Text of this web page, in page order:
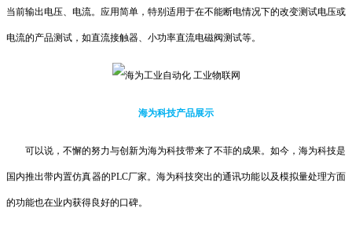
当前输出电压、电流。应用简单，特别适用于在不能断电情况下的改变测试电压或
电流的产品测试，如直流接触器、小功率直流电磁阀测试等。
海为科技产品展示
可以说，不懈的努力与创新为海为科技带来了不菲的成果。如今，海为科技是
国内推出带内置仿真器的PLC厂家。海为科技突出的通讯功能以及模拟量处理方面
的功能也在业内获得良好的口碑。